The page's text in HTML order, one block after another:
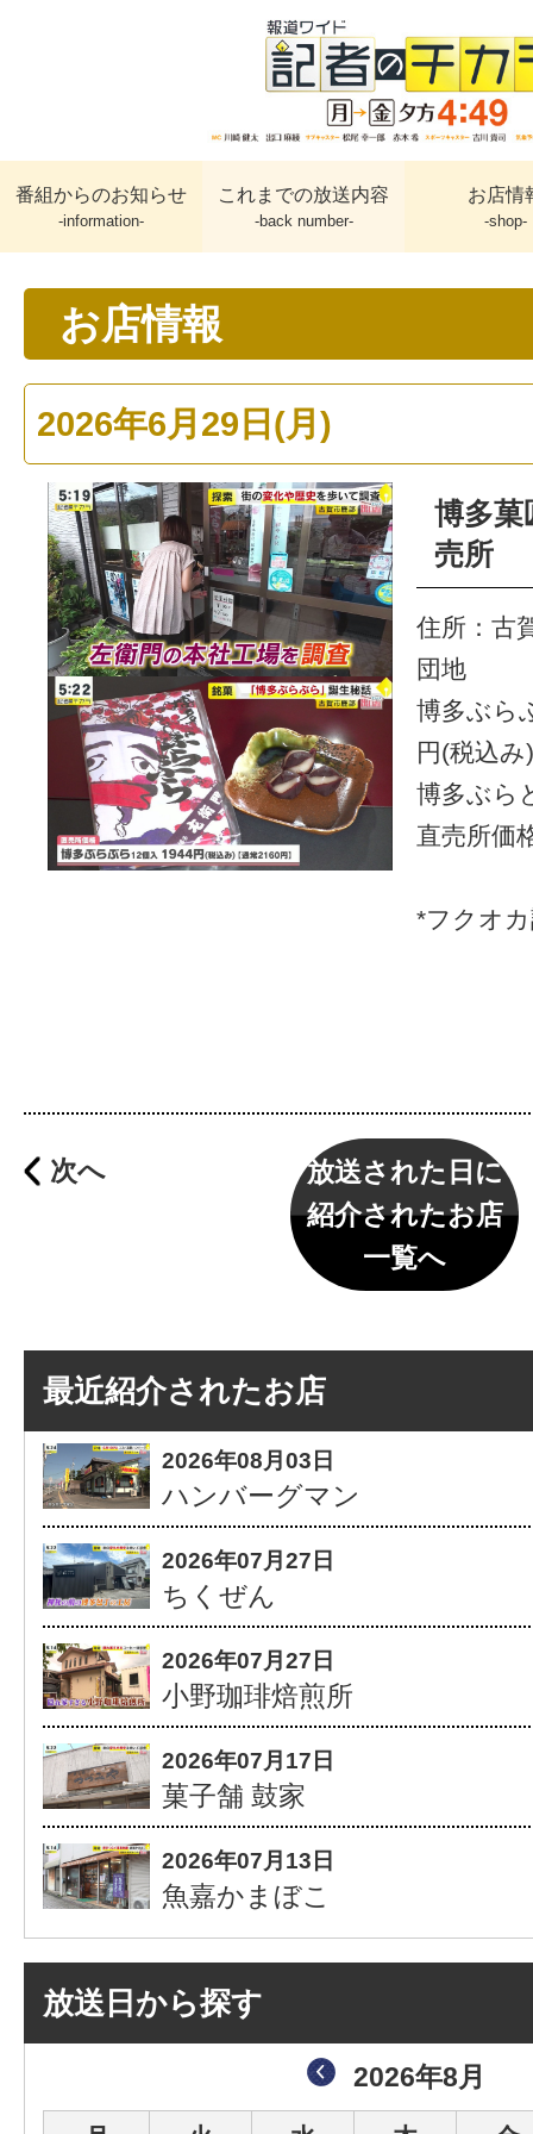
番組からのお知らせ
-information-
これまでの放送内容
-back number-
お店情
-shop-
お店情報
2026年6月29日(月)
博多菓
売所
住所：古
団地
博多ぶら
円(税込
博多ぶら
直売所価
*フクオ
次へ
放送された日に
紹介されたお店
一覧へ
最近紹介されたお店
2026年08月03日
ハンバーグマン
2026年07月27日
ちくぜん
2026年07月27日
小野珈琲焙煎所
2026年07月17日
菓子舗 鼓家
2026年07月13日
魚嘉かまぼこ
放送日から探す
2026年8月